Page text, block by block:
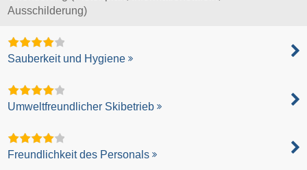
Ausschilderung)
Sauberkeit und Hygiene
Umweltfreundlicher Skibetrieb
Freundlichkeit des Personals